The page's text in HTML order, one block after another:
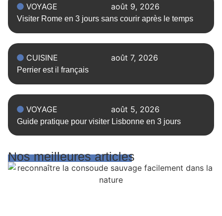
VOYAGE août 9, 2026
Visiter Rome en 3 jours sans courir après le temps
CUISINE août 7, 2026
Perrier est il français
VOYAGE août 5, 2026
Guide pratique pour visiter Lisbonne en 3 jours
Nos meilleures articles